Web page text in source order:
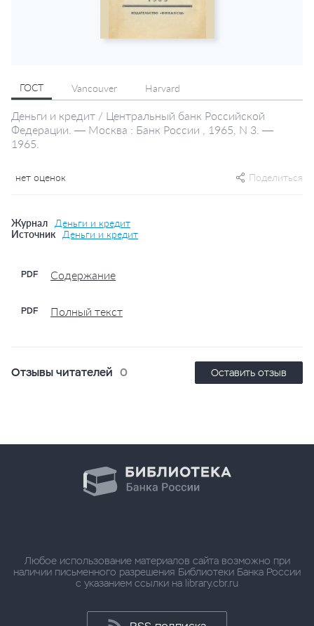
ГОСТ Vancouver Harvard
Деньги и кредит / Центральный банк Российской
Федерации. — Москва : Банк России , 1965, N 3. —
1965.
нет оценок Поделиться
Журнал
Деньги и кредит
Источник
Деньги и кредит
PDF Содержание
PDF Полный текст
Отзывы читателей 0 Оставить отзыв
Любое использование материалов сайта возможно при
наличии письменного разрешения Библиотеки Банка России
с указанием ссылки на library.cbr.ru